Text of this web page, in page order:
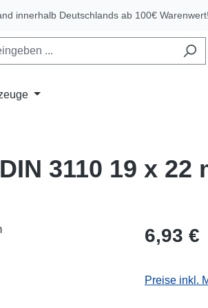
innerhalb Deutschlands ab 100€ Warenwert!
3110 19 x 22
Regulärer
6,93 €
Preise inkl.